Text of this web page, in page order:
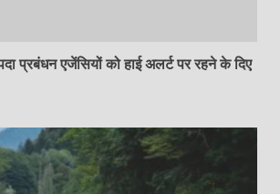
प्रबंधन एजेंसियों को हाई अलर्ट पर रहने के दिए